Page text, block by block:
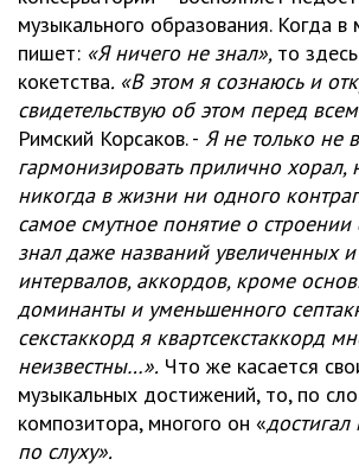
музыкального образования. Когда в
пишет: «Я ничего не знал», то
кокетства. «В этом я сознаюсь и
свидетельствую об этом перед
Римский Корсаков. - Я не только не
гармонизировать прилично хорал,
никогда в жизни ни одного
самое смутное понятие о строении
знал даже названий увеличенных
интервалов, аккордов, кроме
доминанты и уменьшенного
секстаккорд я квартсекстаккорд
неизвестны…». Что же касается
музыкальных достижений, то, по
композитора, многого он «
по слуху».